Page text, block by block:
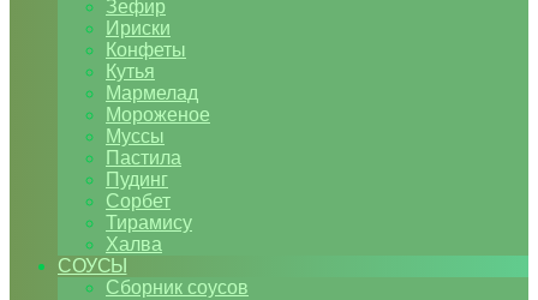
Зефир
Ириски
Конфеты
Кутья
Мармелад
Мороженое
Муссы
Пастила
Пудинг
Сорбет
Тирамису
Халва
СОУСЫ
Сборник соусов